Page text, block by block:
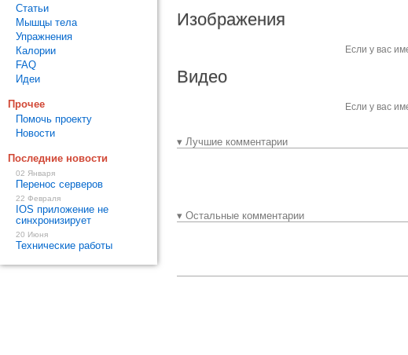
Изображения
Если у вас
Видео
Если у вас
▾ Лучшие комментарии
▾ Остальные комментарии
Статьи
Мышцы тела
Упражнения
Калории
FAQ
Идеи
Прочее
Помочь проекту
Новости
Последние новости
02 Января
Перенос серверов
22 Февраля
IOS приложение не
синхронизирует
20 Июня
Технические работы